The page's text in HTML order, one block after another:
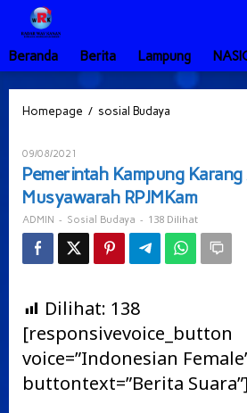
Lewati
konten
Beranda
Berita Lampung
Homepage / sosial Budaya
Lakukan
Musyawarah
09/08/2021
ADMIN
Pemerintah Kampung
Musyawarah RPJMKam
ADMIN - Sosial Budaya - 138 Dilihat
Dilihat: 138
[responsivevoice_button
voice=”Indonesian
buttontext=”Berita Suara”]